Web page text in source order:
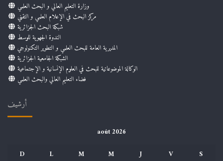
وزارة التعليم العالي و البحث العلمي
مركز البحث في الإعلام العلمي و التقني
شبكة البحث الجزائرية
الندوة الجهوية للوسط
المديرية العامة للبحث العلمي و التطوير التكنولوجي
الشبكة الجامعية الجزائرية
الوكالة الموضوعاتية للبحث في العلوم الإنسانية و الإجتماعية
فضاء التعليم العالي والبحث العلمي
أرشيف
août 2026
D
L M M J V
S